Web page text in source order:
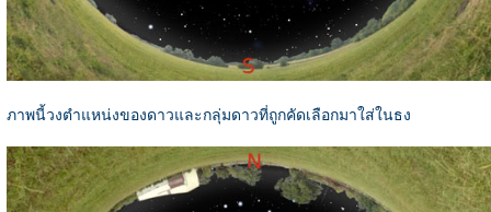
ภาพนี้วงตำแหน่งของดาวและกลุ่มดาวที่ถูกคัดเลือกมาใส่ในธง